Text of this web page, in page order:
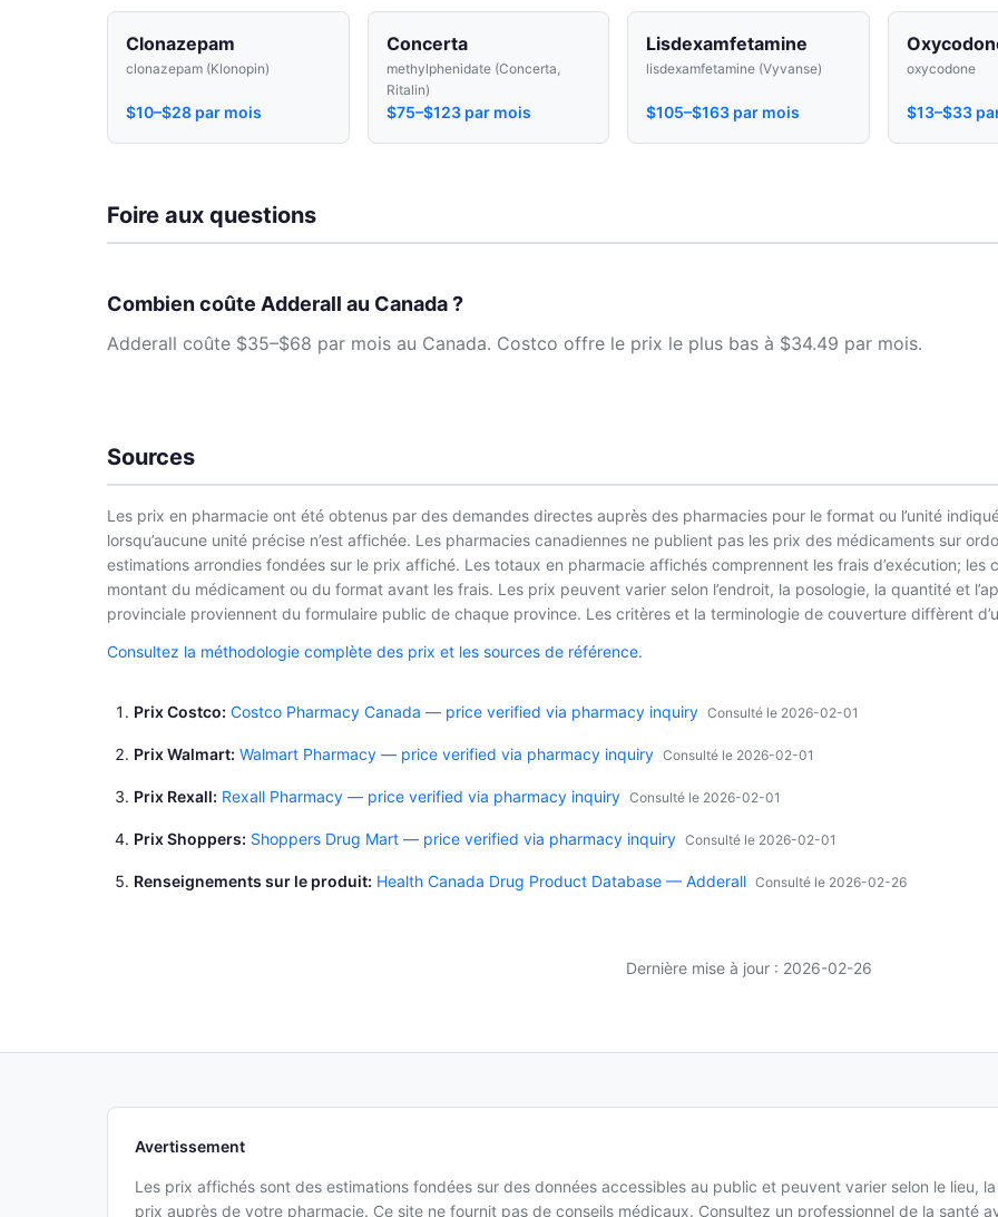
Clonazepam
clonazepam (Klonopin)
$10–$28 par mois
Concerta
methylphenidate (Concerta,
Ritalin)
$75–$123 par mois
Lisdexamfetamine
lisdexamfetamine (Vyvanse)
$105–$163 par mois
oxycodone
$13–$33
Foire aux questions
Combien coûte Adderall au Canada ?
Adderall coûte $35–$68 par mois au Canada. Costco offre le prix le plus bas à $34.49 par mois.
Sources
Les prix en pharmacie ont été obtenus par des demandes directes auprès des pharmacies pour le format ou l’unité
lorsqu’aucune unité précise n’est affichée. Les pharmacies canadiennes ne publient pas les prix des médicaments sur
estimations arrondies fondées sur le prix affiché. Les totaux en pharmacie affichés comprennent les frais d’exécution;
montant du médicament ou du format avant les frais. Les prix peuvent varier selon l’endroit, la posologie, la quantité et
provinciale proviennent du formulaire public de chaque province. Les critères et la terminologie de couverture diffèrent
Consultez la méthodologie complète des prix et les sources de référence.
Prix Costco Costco Pharmacy Canada — price verified via pharmacy inquiry Consulté le 2026-02-01
Prix Walmart Walmart Pharmacy — price verified via pharmacy inquiry Consulté le 2026-02-01
Prix Rexall Rexall Pharmacy — price verified via pharmacy inquiry Consulté le 2026-02-01
Prix Shoppers Shoppers Drug Mart — price verified via pharmacy inquiry Consulté le 2026-02-01
Renseignements sur le produit Health Canada Drug Product Database — Adderall Consulté le 2026-02-26
Dernière mise à jour : 2026-02-26
Avertissement
Les prix affichés sont des estimations fondées sur des données accessibles au public et peuvent varier selon le lieu,
prix auprès de votre pharmacie. Ce site ne fournit pas de conseils médicaux. Consultez un professionnel de la santé